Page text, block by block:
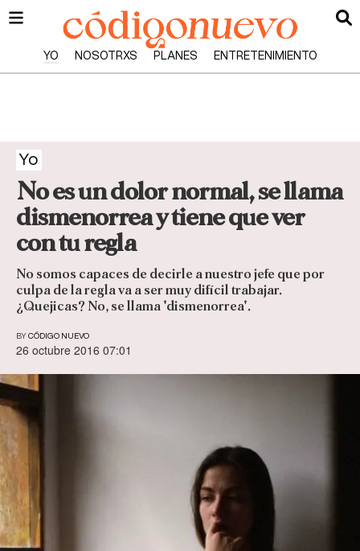
YO NOSOTRXS PLANES ENTRETENIMIENTO
Yo
No es un dolor normal, se llama
dismenorrea y tiene que ver
con tu regla
No somos capaces de decirle a nuestro jefe que por
culpa de la regla va a ser muy difícil trabajar.
¿Quejicas? No, se llama 'dismenorrea'.
BY CÓDIGO NUEVO
26 octubre 2016 07:01